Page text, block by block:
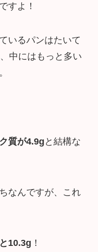
すよ！
いるパンはたいて
中にはもっと多い
質が4.9g と結構な
なんですが、これ
10.3g ！